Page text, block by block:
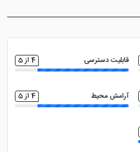
تلویزیون ال سی دی
قابلیت دسترسی 4 از 5
آرامش محیط 4 از 5